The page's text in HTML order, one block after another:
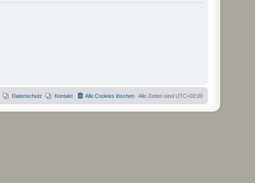
Alle Zeiten sind UTC+02:00
Alle Cookies löschen
Kontakt
Datenschutz